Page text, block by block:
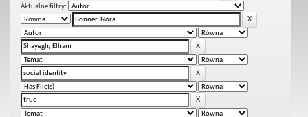
Aktualne filtry: